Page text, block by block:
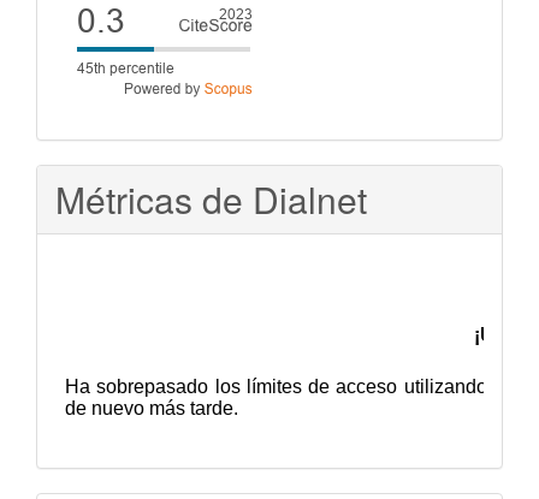
score
Métricas de Dialnet